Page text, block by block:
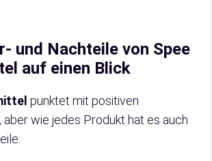
und Nachteile von Spee
auf einen Blick
punktet mit positiven
aber wie jedes Produkt hat es auch